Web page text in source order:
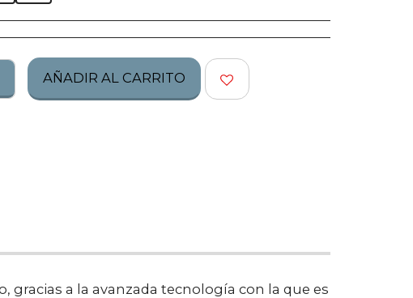
AÑADIR AL CARRITO
a la avanzada tecnología con la que es